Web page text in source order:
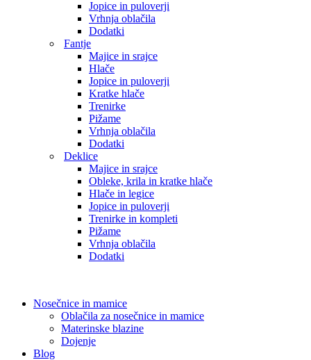
Jopice in puloverji
Vrhnja oblačila
Dodatki
Fantje
Majice in srajce
Hlače
Jopice in puloverji
Kratke hlače
Trenirke
Pižame
Vrhnja oblačila
Dodatki
Deklice
Majice in srajce
Obleke, krila in kratke hlače
Hlače in legice
Jopice in puloverji
Trenirke in kompleti
Pižame
Vrhnja oblačila
Dodatki
Nosečnice in mamice
Oblačila za nosečnice in mamice
Materinske blazine
Dojenje
Blog